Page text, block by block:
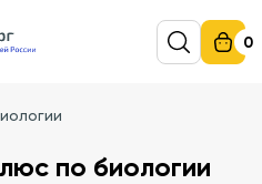
0
по биологии